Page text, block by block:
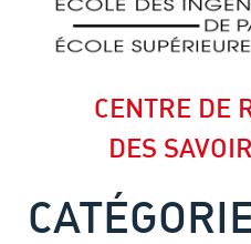
CENTRE DE
DES